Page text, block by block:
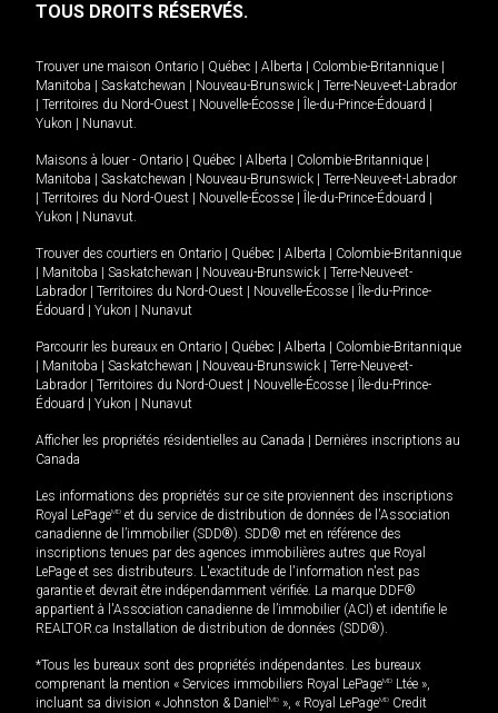
TOUS DROITS RÉSERVÉS.
Trouver une maison Ontario Québec Alberta Colombie-Britannique
Manitoba
Saskatchewan Nouveau-Brunswick
Terre-Neuve-et-Labrador
Territoires du Nord-Ouest Nouvelle-Écosse Île-du-Prince-Édouard
Yukon
Nunavut.
Maisons à louer - Ontario Québec Alberta Colombie-Britannique
Manitoba
Saskatchewan Nouveau-Brunswick
Terre-Neuve-et-Labrador
Territoires du Nord-Ouest Nouvelle-Écosse Île-du-Prince-Édouard
Yukon
Nunavut.
Trouver des courtiers en Ontario Québec Alberta
Colombie-Britannique
Manitoba Saskatchewan Nouveau-Brunswick
Terre-Neuve-et-
Labrador
Territoires du Nord-Ouest Nouvelle-Écosse
Île-du-Prince-
Édouard
Yukon Nunavut
Parcourir les bureaux en Ontario Québec Alberta
Colombie-Britannique
Manitoba Saskatchewan Nouveau-Brunswick
Terre-Neuve-et-
Labrador
Territoires du Nord-Ouest Nouvelle-Écosse
Île-du-Prince-
Édouard
Yukon Nunavut
Afficher les propriétés résidentielles au Canada
Dernières inscriptions au
Canada
Les informations des propriétés sur ce site proviennent des inscriptions
Royal LePageMD et du service de distribution de données de l'Association
canadienne de l’immobilier (SDD®). SDD® met en référence des
inscriptions tenues par des agences immobilières autres que Royal
LePage et ses distributeurs. L'exactitude de l'information n'est pas
garantie et devrait être indépendamment vérifiée. La marque DDF®
appartient à l'Association canadienne de l’immobilier (ACI) et identifie le
REALTOR.ca Installation de distribution de données (SDD®).
*Tous les bureaux sont des propriétés indépendantes. Les bureaux
comprenant la mention « Services immobiliers Royal LePageMD Ltée »,
incluant sa division « Johnston & Daniel MD », « Royal LePageMD Credit